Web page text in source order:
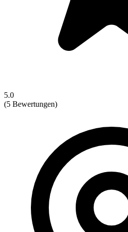
5.0
(5 Bewertungen)